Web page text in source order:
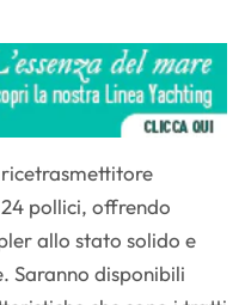
ricetrasmettitore
pollici, offrendo
allo stato solido e
Saranno disponibili